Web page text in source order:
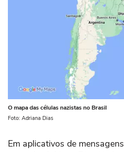
O mapa das células nazistas no Brasil
Foto: Adriana Dias
Em aplicativos de